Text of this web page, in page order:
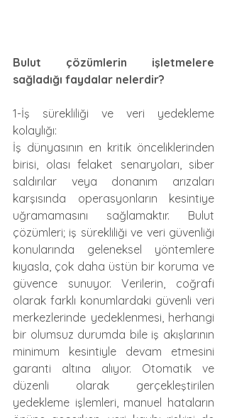
Bulut çözümlerin işletmelere
sağladığı faydalar nelerdir?
1-İş sürekliliği ve veri yedekleme
kolaylığı:
İş dünyasının en kritik önceliklerinden
birisi, olası felaket senaryoları, siber
saldırılar veya donanım arızaları
karşısında operasyonların kesintiye
uğramamasını sağlamaktır. Bulut
çözümleri; iş sürekliliği ve veri güvenliği
konularında geleneksel yöntemlere
kıyasla, çok daha üstün bir koruma ve
güvence sunuyor. Verilerin, coğrafi
olarak farklı konumlardaki güvenli veri
merkezlerinde yedeklenmesi, herhangi
bir olumsuz durumda bile iş akışlarının
minimum kesintiyle devam etmesini
garanti altına alıyor. Otomatik ve
düzenli olarak gerçekleştirilen
yedekleme işlemleri, manuel hataların